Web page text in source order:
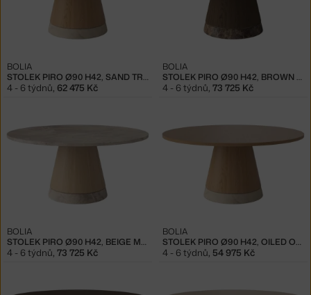
STOLEK PIRO Ø90 H42, SAND TRAVERTINE
BOLIA
4 - 6 týdnů 62 475 Kč
STOLEK PIRO Ø90 H42, BROWN MARBLE
BOLIA
4 - 6 týdnů 73 725 Kč
STOLEK PIRO Ø90 H42, BEIGE MARBLE
BOLIA
4 - 6 týdnů 73 725 Kč
STOLEK PIRO Ø90 H42, OILED OAK
BOLIA
4 - 6 týdnů 54 975 Kč